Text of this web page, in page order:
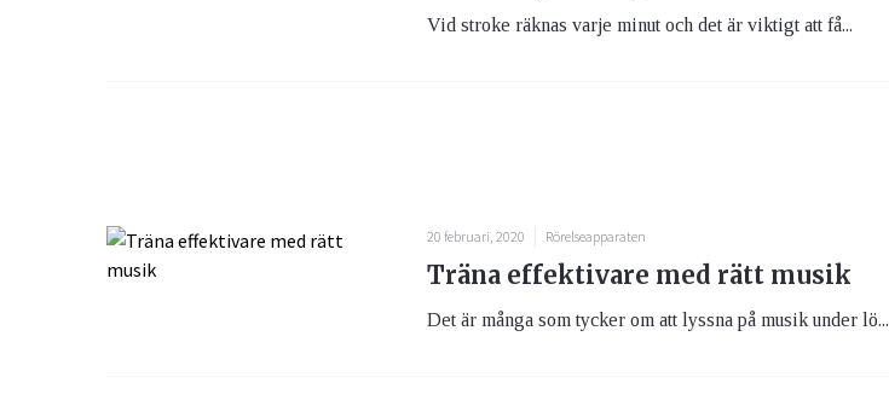
Vid stroke räknas varje minut och det är viktigt att få...
20 februari, 2020 Rörelseapparaten
Träna effektivare med rätt musik
Det är många som tycker om att lyssna på musik under lö...